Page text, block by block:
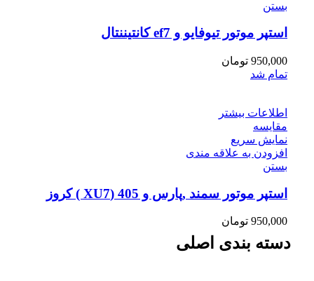
بستن
استپر موتور تیوفایو و ef7 کانتیننتال
950,000 تومان
تمام شد
اطلاعات بیشتر
مقایسه
نمایش سریع
افزودن به علاقه مندی
بستن
استپر موتور سمند ,پارس و 405 (XU7 ) کروز
950,000 تومان
دسته بندی اصلی